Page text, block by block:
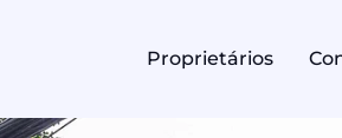
Proprietários